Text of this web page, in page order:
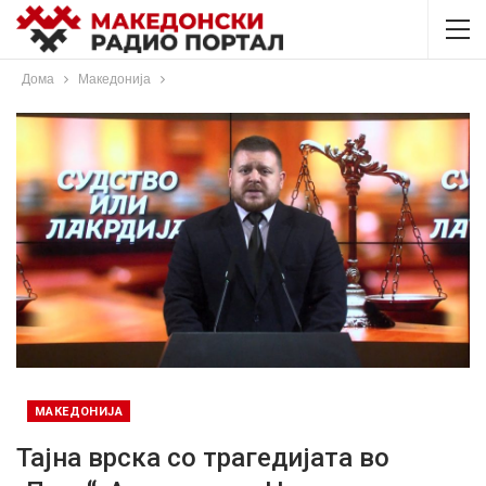
Дома Македонија
МАКЕДОНИЈА
Тајна врска со трагедијата во